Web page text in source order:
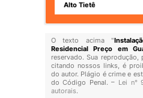
Alto Tietê
O texto acima "
Residencial Preço em
reservado. Sua
citando nossos links, é
do autor. Plágio é crime e
do Código Penal. – Lei n°
autorais.